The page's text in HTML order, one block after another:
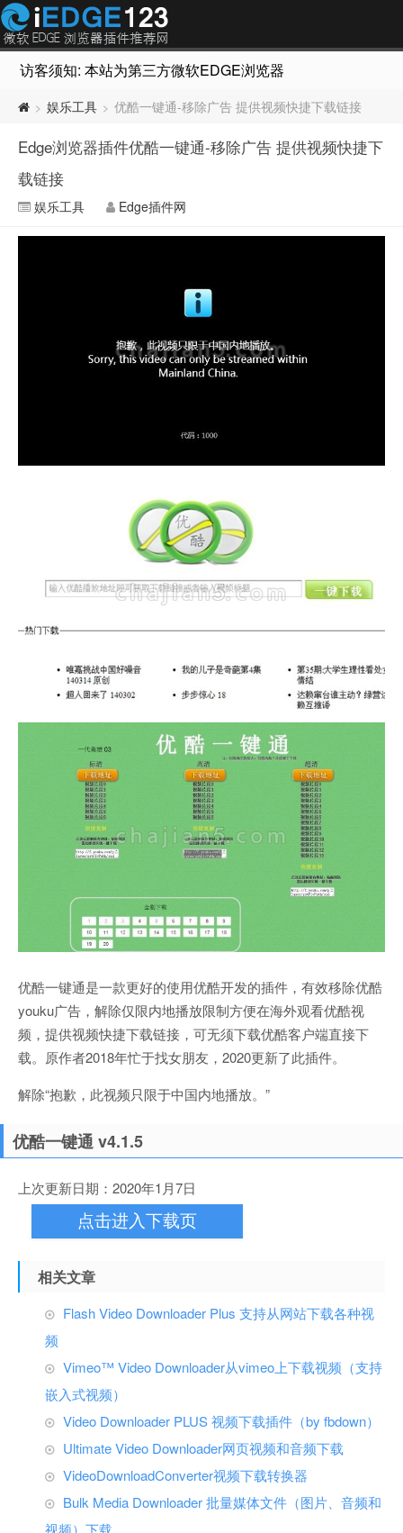
访客须知: 本站为第三方微软EDGE浏览器插件推荐网站，
> 娱乐工具 > 优酷一键通-移除广告 提供视频快捷下载链接
Edge浏览器插件优酷一键通-移除广告 提供视频快捷下
载链接
娱乐工具 Edge插件网
优酷一键通是一款更好的使用优酷开发的插件，有效移除优酷
youku广告，解除仅限内地播放限制方便在海外观看优酷视
频，提供视频快捷下载链接，可无须下载优酷客户端直接下
载。原作者2018年忙于找女朋友，2020更新了此插件。
解除“抱歉，此视频只限于中国内地播放。”
优酷一键通 v4.1.5
上次更新日期：2020年1月7日
点击进入下载页
相关文章
Flash Video Downloader Plus 支持从网站下载各种视
频
Vimeo™ Video Downloader从vimeo上下载视频（支持
嵌入式视频）
Video Downloader PLUS 视频下载插件（by fbdown）
Ultimate Video Downloader网页视频和音频下载
VideoDownloadConverter视频下载转换器
Bulk Media Downloader 批量媒体文件（图片、音频和
视频）下载